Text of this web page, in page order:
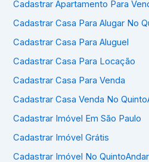
Cadastrar Apartamento Para
Cadastrar Casa Para Alugar No
Cadastrar Casa Para Aluguel
Cadastrar Casa Para Locação
Cadastrar Casa Para Venda
Cadastrar Casa Venda No
Cadastrar Imóvel Em São Paulo
Cadastrar Imóvel Grátis
Cadastrar Imóvel No QuintoAndar